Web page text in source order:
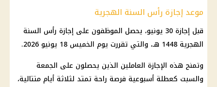
موعد إجازة رأس السنة الهجرية
قبل إجازة 30 يونيو، يحصل الموظفون على إجازة رأس السنة
الهجرية 1448 هـ، والتي تقررت يوم الخميس 18 يونيو 2026.
وتمنح هذه الإجازة العاملين الذين يحصلون على الجمعة
والسبت كعطلة أسبوعية فرصة راحة تمتد لثلاثة أيام متتالية،